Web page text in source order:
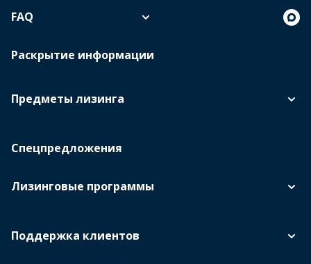
Предметы лизинга
Спецпредложения
Лизинговые программы
Поддержка клиентов
FAQ
Раскрытие информации